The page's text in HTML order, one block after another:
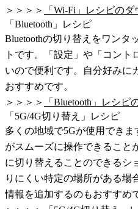
＞＞＞＞
「Wi-Fi」レシピの
「Bluetooth」レシピ
Bluetoothの切り替えをワンタ
トです。「設定」や「コン
いので便利です。自分好みに
おすすめです。
＞＞＞＞
「Bluetooth」レシ
「5G/4G切り替え」レシピ
多くの地域で5Gが使用でき
がスムーズに操作できること
に切り替えることのできるシ
りにくい特定の場所がある場
情報を追加するのもおすすめ